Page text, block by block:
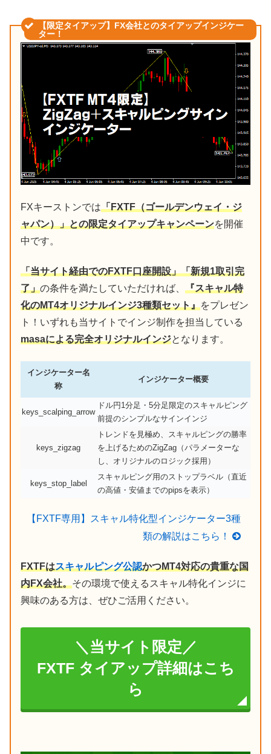
【限定タイアップ】FX会社とのタイアップインジケー
ター！
FXキーストンでは「FXTF（ゴールデンウェイ・ジ
ャパン）」との限定タイアップキャンペーンを開催
中です。
「当サイト経由でのFXTF口座開設」「新規1取引完
了」の条件を満たしていただければ、 『スキャル特
化のMT4オリジナルインジ3種類セット』をプレゼン
ト！いずれも当サイトでインジ制作を担当している
masaによる完全オリジナルインジとなります。
インジケーター名
称
インジケーター概要
keys_scalping_arrow
ドル円1分足・5分足限定のスキャルピング
前提のシンプルなサインインジ
keys_zigzag
トレンドを見極め、スキャルピングの勝率
を上げるためのZigZag（パラメーターな
し、オリジナルのロジック採用）
keys_stop_label
スキャルピング用のストップラベル（直近
の高値・安値までのpipsを表示）
【FXTF専用】スキャル特化型インジケーター3種
類の解説はこちら！
FXTFはスキャルピング公認かつMT4対応の貴重な国
内FX会社。その環境で使えるスキャル特化インジに
興味のある方は、ぜひご活用ください。
＼当サイト限定／
FXTF タイアップ詳細はこち
ら